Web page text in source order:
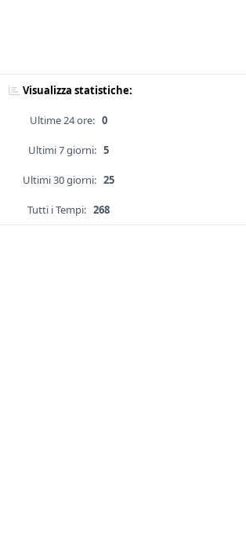
Visualizza statistiche:
Ultime 24 ore: 0
Ultimi 7 giorni: 5
Ultimi 30 giorni: 25
Tutti i Tempi: 268